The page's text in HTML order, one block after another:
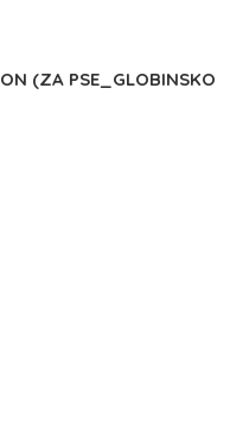
(ZA PSE_GLOBINSKO